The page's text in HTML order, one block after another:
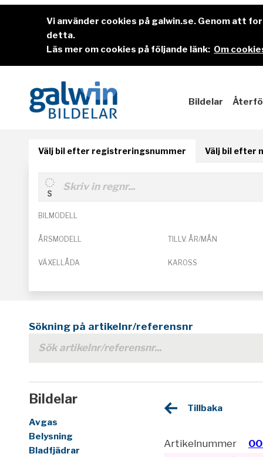
Vi använder cookies på galwin.se. Genom att
detta.
Läs mer om cookies på följande länk: Om
Bildelar
Välj bil efter registreringsnummer Välj bil efter
BILMODELL
ÅRSMODELL TILLV. ÅR/MÅN
VÄXELLÅDA KAROSS
Sökning på artikelnr/referensnr
Bildelar
Avgas
Belysning
Bladfjädrar
Tillbaka
Artikelnummer